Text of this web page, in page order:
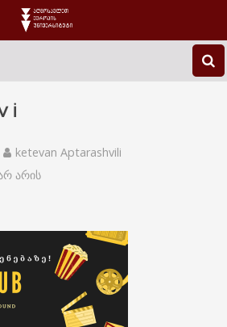
ketevan Aptarashvili
არის